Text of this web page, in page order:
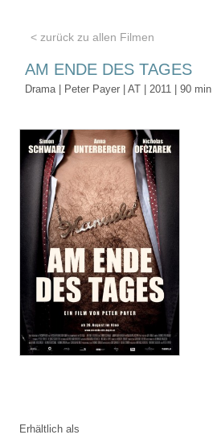
< zurück zu allen Filmen
AM ENDE DES TAGES
Drama | Peter Payer | AT | 2011 | 90 min
Erhältlich als